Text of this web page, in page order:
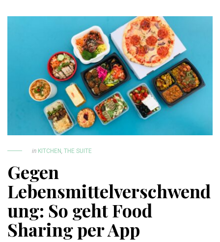
in KITCHEN, THE SUITE
Gegen
Lebensmittelverschwend
ung: So geht Food
Sharing per App